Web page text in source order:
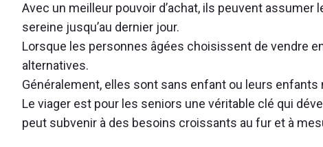
Avec un meilleur pouvoir d’achat, ils peuvent
sereine jusqu’au dernier jour.
Lorsque les personnes âgées choisissent de vendre
alternatives.
Généralement, elles sont sans enfant ou leurs enfants
Le viager est pour les seniors une véritable clé qui
peut subvenir à des besoins croissants au fur et à